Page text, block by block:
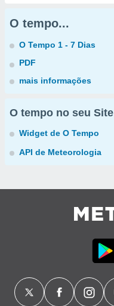
O tempo...
O Tempo 1 - 7 Dias
PDF
mais informações
O tempo no seu Site
Widget de O Tempo
API de Meteorologia